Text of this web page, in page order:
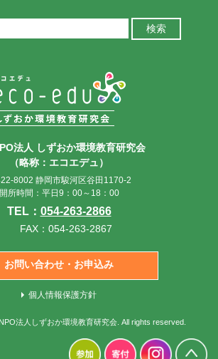
法人 しずおか環境教育研究会
（略称：エコエデュ）
8002 静岡市駿河区谷田1170-2
開所時間：平日9：00～18：00
TEL： 054-263-2866
FAX：054-263-2867
お問い合わせ・お申込み
個人情報保護方針
法人しずおか環境教育研究会 . All rights reserved.